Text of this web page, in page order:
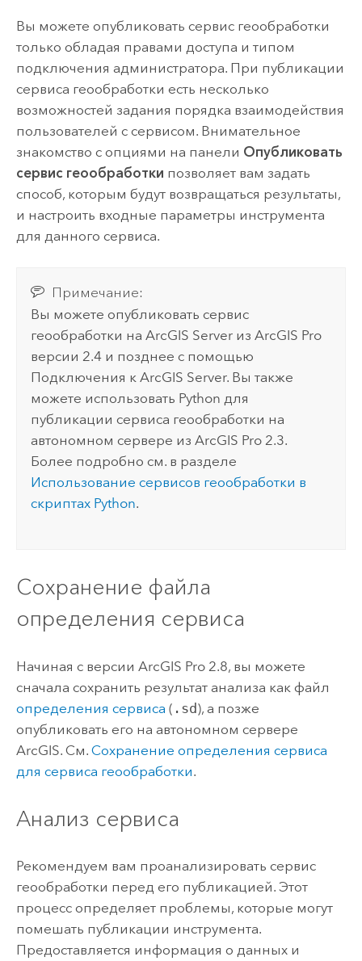
Вы можете опубликовать сервис геообработки
только обладая правами доступа и типом
подключения администратора. При публикации
сервиса геообработки есть несколько
возможностей задания порядка взаимодействия
пользователей с сервисом. Внимательное
знакомство с опциями на панели Опубликовать
сервис геообработки позволяет вам задать
способ, которым будут возвращаться результаты,
и настроить входные параметры инструмента
для данного сервиса.
Примечание:
Вы можете опубликовать сервис
геообработки наArcGIS Server изArcGIS Pro
версии 2.4 и позднее с помощью
Подключения к ArcGIS Server. Вы также
можете использовать Python для
публикации сервиса геообработки на
автономном сервере изArcGIS Pro 2.3.
Более подробно см. в разделе
Использование сервисов геообработки в
скриптах Python.
Сохранение файла
определения сервиса
Начиная с версии ArcGIS Pro2.8, вы можете
сначала сохранить результат анализа как файл
определения сервиса ( .sd), а позже
опубликовать его на автономном сервере
ArcGIS. См. Сохранение определения сервиса
для сервиса геообработки.
Анализ сервиса
Рекомендуем вам проанализировать сервис
геообработки перед его публикацией. Этот
процесс определяет проблемы, которые могут
помешать публикации инструмента.
Предоставляется информация о данных и